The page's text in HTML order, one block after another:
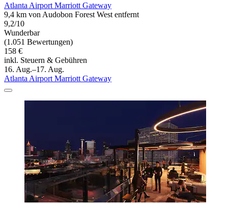
Atlanta Airport Marriott Gateway
9,4 km von Audobon Forest West entfernt
9,2/10
Wunderbar
(1.051 Bewertungen)
158 €
inkl. Steuern & Gebühren
16. Aug.–17. Aug.
Atlanta Airport Marriott Gateway